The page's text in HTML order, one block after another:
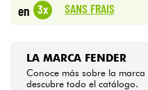
Bundle
en 3x SANS FRAIS
LA MARCA FENDER
Conoce más sobre la marca
descubre todo el catálogo.